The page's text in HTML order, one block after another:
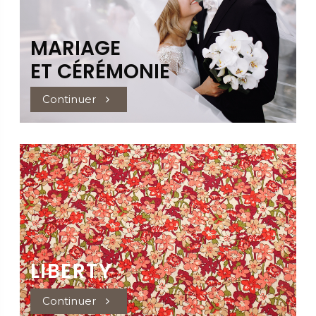
MARIAGE
ET CÉRÉMONIE
Continuer
LIBERTY
Continuer
Tissu pour
HABILLEMENT